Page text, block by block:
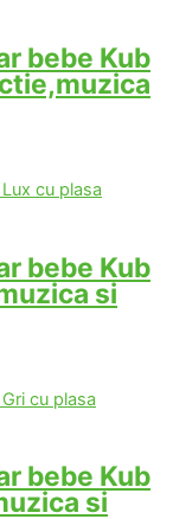
bebe Kub
bebe Kub
si
bebe Kub
si